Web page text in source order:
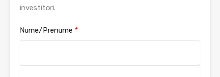
investitori.
Nume/Prenume *